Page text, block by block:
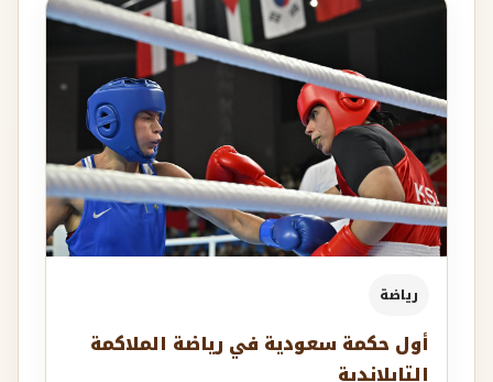
رياضة
أول حكمة سعودية في رياضة الملاكمة
التايلاندية